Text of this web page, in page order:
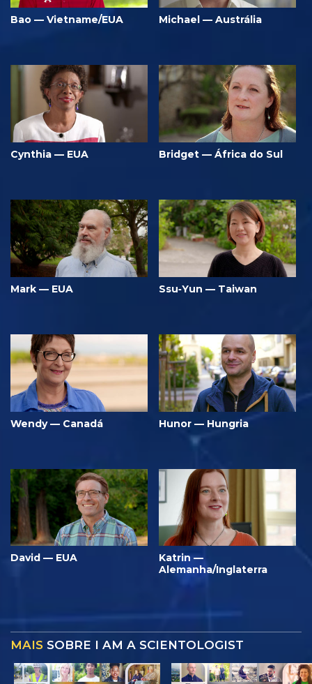
Bao — Vietname/EUA Michael — Austrália
Cynthia — EUA Bridget — África do Sul
Mark — EUA Ssu‑Yun — Taiwan
Wendy — Canadá Hunor — Hungria
David — EUA
Katrin —
Alemanha/Inglaterra
MAIS SOBRE I AM A SCIENTOLOGIST